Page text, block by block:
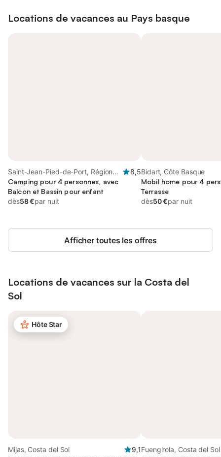
Locations de vacances au Pays basque
Saint-Jean-Pied-de-Port, Région
de Bayonne
8,5
Camping pour 4 personnes, avec
Balcon et Bassin pour enfant
dès58 €par nuit
Bidart, Côte Basque
Mobil home pour 4
Terrasse
dès50 €par nuit
Afficher toutes les offres
Locations de vacances sur la Costa del
Sol
Hôte Star
Mijas, Costa del Sol
9,1Fuengirola, Costa del Sol